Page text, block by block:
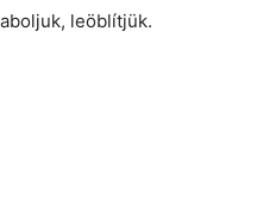
leöblítjük.